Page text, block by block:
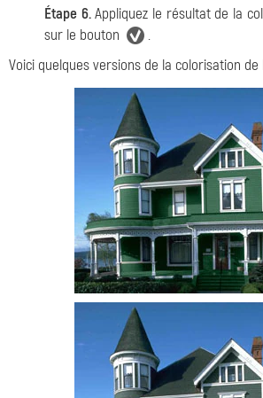
Étape 6.Appliquez le résultat de la
sur le bouton
.
Voici quelques versions de la colorisation de